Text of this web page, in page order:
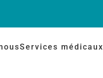
Services médicaux